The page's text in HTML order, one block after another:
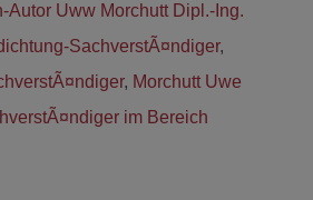
Autor Uww Morchutt Dipl.-Ing.
SachverstÃ¤ndiger,
, Morchutt Uwe
im Bereich